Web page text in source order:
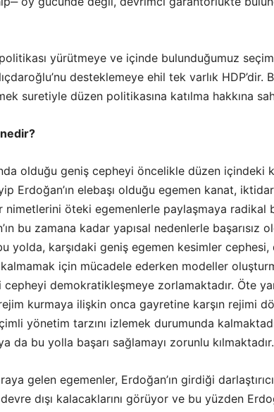
yürütmeye ve içinde bulunduğumuz
desteklemeye ehil tek varlık HDP’dir.
suretiyle düzen politikasına katılma hakkına
olduğu geniş cepheyi öncelikle düzen içindeki
Erdoğan’ın elebaşı olduğu egemen kanat,
öteki egemenlerle paylaşmaya radikal
bu zamana kadar yapısal nedenlerle başarısız
yolda, karşıdaki geniş egemen kesimler
için mücadele ederken modeller
cepheyi demokratikleşmeye zorlamaktadır. Öte
kurmaya ilişkin onca gayretine karşın rejimi
yönetim tarzını izlemek durumunda
da bu yolla başarı sağlamayı zorunlu kılmaktadır.
gelen egemenler, Erdoğan’ın girdiği
dışı kalacaklarını görüyor ve bu yüzden